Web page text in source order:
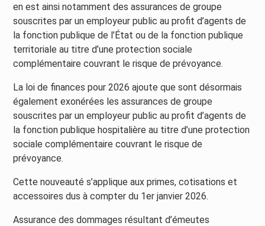
en est ainsi notamment des assurances de groupe
souscrites par un employeur public au profit d’agents de
la fonction publique de l’État ou de la fonction publique
territoriale au titre d’une protection sociale
complémentaire couvrant le risque de prévoyance.
La loi de finances pour 2026 ajoute que sont désormais
également exonérées les assurances de groupe
souscrites par un employeur public au profit d’agents de
la fonction publique hospitalière au titre d’une protection
sociale complémentaire couvrant le risque de
prévoyance.
Cette nouveauté s’applique aux primes, cotisations et
accessoires dus à compter du 1er janvier 2026.
Assurance des dommages résultant d’émeutes